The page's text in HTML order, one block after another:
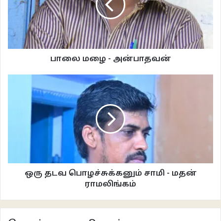
‘அவ மட்டும் டா போட்டுக் கூப்படறாளே’ என்று கோபித்தான் குமார்.
‘அவ அக்கா. அப்பிடிக் கூப்பிடலாம்.’
அம்மாயி சொல்லும் தர்க்கம் சரியில்லை என்று அவனுக்குப் பட்டது.
‘அவ என்னயத் தம்பீன்னு கூப்புட்டா நானும் அக்கான்னு கூப்படறன்’ என்றான்.
‘செரி, உடுடா. அம்மாயி அப்பிடித்தான் சொல்லும். இந்தப் புலிக்குட்டியப் பாரு’
என்றாள் மலர்.
‘உனக்குத்தான் புலிக்குட்டி. எனக்கெல்லாம் பூனக்குட்டிதான்’ என்று உதட்டைப்
பிதுக்கிக் கொண்டே சொன்னான் குமார்.
‘பூனையும் புலியும் ஒரே எனந்தான். ஒருகாலத்துல பூனக்கித்தான் எல்லாம்
தெரியுமாம். புலிக்கு ஒன்னுமே தெரியாதாம்’ என்றார் அம்மாயி.
பாலை மழை - அன்பாதவன்
ஒரு தடவ பொழச்சுக்கனும் சாமி - மதன்
ராமலிங்கம்